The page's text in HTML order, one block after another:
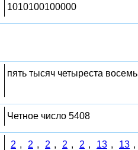
1010100100000
пять тысяч четыреста восемь
Четное число 5408
2 , 2 , 2 , 2 , 2 , 13 , 13 ,